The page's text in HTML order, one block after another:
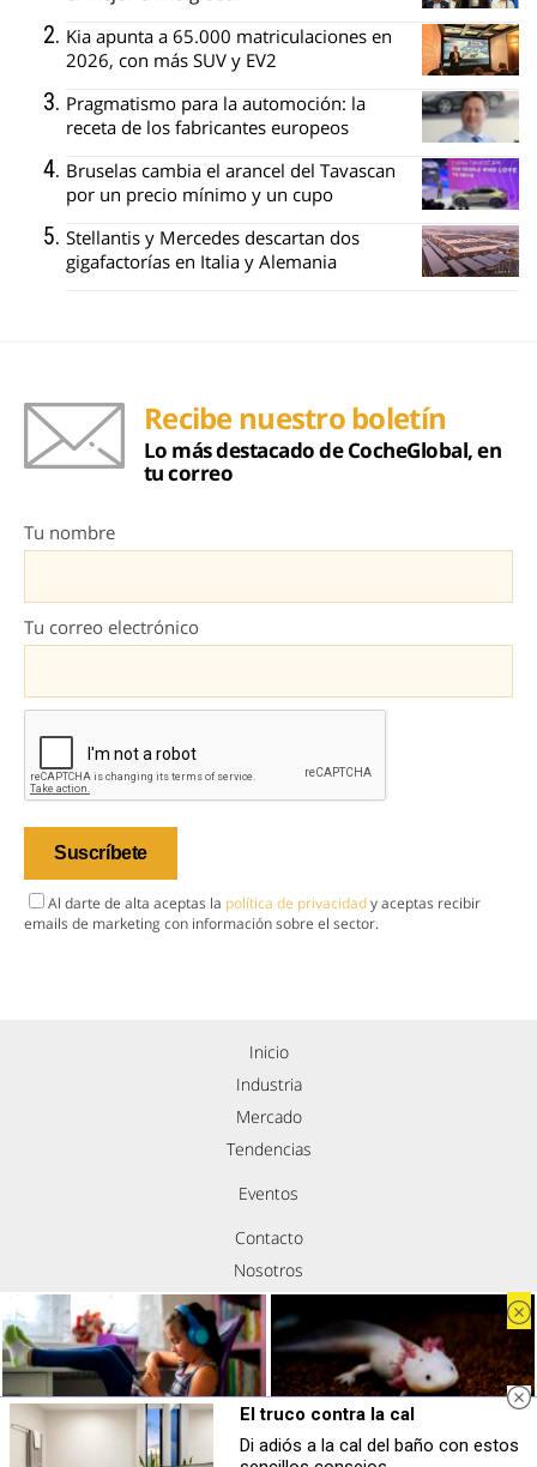
Kia apunta a 65.000 matriculaciones en
2026, con más SUV y EV2
Pragmatismo para la automoción: la
receta de los fabricantes europeos
Bruselas cambia el arancel del Tavascan
por un precio mínimo y un cupo
Stellantis y Mercedes descartan dos
gigafactorías en Italia y Alemania
Recibe nuestro boletín
Lo más destacado de CocheGlobal, en
tu correo
Tu nombre
Tu correo electrónico
Al darte de alta aceptas la política de privacidady aceptas recibir
emails de marketing con información sobre el sector.
Inicio
Industria
Mercado
Tendencias
Eventos
Contacto
Nosotros
Política de privacidad
Aviso legal
Política de cookies
Síguenos
Tu memoria y la música ¿Sabías que existen?
El truco contra la cal
Di adiós a la cal del baño con estos